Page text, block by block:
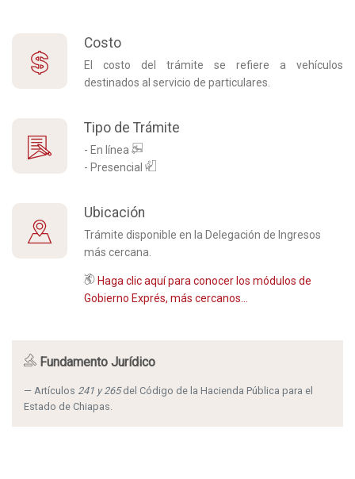
Costo
El costo del trámite se refiere a vehículos
destinados al servicio de particulares.
Tipo de Trámite
- En línea
- Presencial
Ubicación
Trámite disponible en la Delegación de Ingresos
más cercana.
Haga clic aquí para conocer los módulos de
Gobierno Exprés, más cercanos...
Fundamento Jurídico
Artículos 241 y 265del Código de la Hacienda Pública para el
Estado de Chiapas.